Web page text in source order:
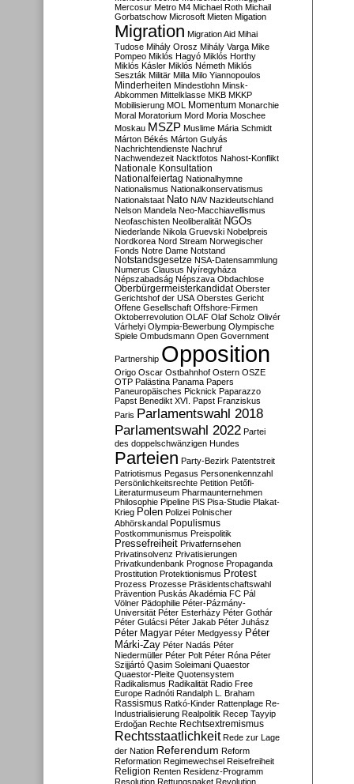
Mercosur Metro M4 Michael Roth Michail
Gorbatschow Microsoft Mieten Migation
Migration Migration Aid Mihai
Tudose Mihály Orosz Mihály Varga Mike
Pompeo Miklós Hagyó Miklós Horthy
Miklós Kásler Miklós Németh Miklós
Seszták Militär Milla Milo Yiannopoulos
Minderheiten Mindestlohn Minsk-
Abkommen Mittelklasse MKB MKKP
Mobilisierung MOL Momentum Monarchie
Moral Moratorium Mord Moria Moschee
Moskau MSZP Muslime Mária Schmidt
Márton Békés Márton Gulyás
Nachrichtendienste Nachruf
Nachwendezeit Nacktfotos Nahost-Konflikt
Nationale Konsultation
Nationalfeiertag Nationalhymne
Nationalismus Nationalkonservatismus
Nationalstaat Nato NAV Nazideutschland
Nelson Mandela Neo-Macchiavellismus
Neofaschisten Neoliberalität NGOs
Niederlande Nikola Gruevski Nobelpreis
Nordkorea Nord Stream Norwegischer
Fonds Notre Dame Notstand
Notstandsgesetze NSA-Datensammlung
Numerus Clausus Nyíregyháza
Népszabadság Népszava Obdachlose
Oberbürgermeisterkandidat Oberster
Gerichtshof der USA Oberstes Gericht
Offene Gesellschaft Offshore-Firmen
Oktoberrevolution OLAF Olaf Scholz Olivér
Várhelyi Olympia-Bewerbung Olympische
Spiele Ombudsmann Open Government
Partnership Opposition
Origo Oscar Ostbahnhof Ostern OSZE
OTP Palästina Panama Papers
Paneuropäisches Picknick Paparazzo
Papst Benedikt XVI. Papst Franziskus
Paris Parlamentswahl 2018
Parlamentswahl 2022 Partei
des doppelschwänzigen Hundes
Parteien Party-Bezirk Patentstreit
Patriotismus Pegasus Personenkennzahl
Persönlichkeitsrechte Petition Petőfi-
Literaturmuseum Pharmaunternehmen
Philosophie Pipeline PiS Pisa-Studie Plakat-
Krieg Polen Polizei Polnischer
Abhörskandal Populismus
Postkommunismus Preispolitik
Pressefreiheit Privatfernsehen
Privatinsolvenz Privatisierungen
Privatkundenbank Prognose Propaganda
Prostitution Protektionismus Protest
Prozess Prozesse Präsidentschaftswahl
Prävention Puskás Akadémia FC Pál
Völner Pädophilie Péter-Pázmány-
Universität Péter Esterházy Péter Gothár
Péter Gulácsi Péter Jakab Péter Juhász
Péter Magyar Péter Medgyessy Péter
Márki-Zay Péter Nadás Péter
Niedermüller Péter Polt Péter Róna Péter
Szijjártó Qasim Soleimani Quaestor
Quaestor-Pleite Quotensystem
Radikalismus Radikalität Radio Free
Europe Radnóti Randalph L. Braham
Rassismus Ratkó-Kinder Rattenplage Re-
Industrialisierung Realpolitik Recep Tayyip
Erdoğan Rechte Rechtsextremismus
Rechtsstaatlichkeit Rede zur Lage
der Nation Referendum Reform
Reformation Regimewechsel Reisefreiheit
Religion Renten Residenz-Programm
Resolution Rettungspaket Revolution